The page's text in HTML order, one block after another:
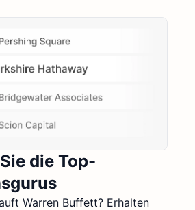
die Top-
Warren Buffett? Erhalten